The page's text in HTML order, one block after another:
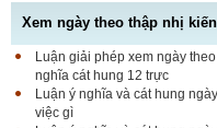
Xem ngày theo thập nhị
Luận giải phép xem ngày
nghĩa cát hung 12 trực
Luận ý nghĩa và cát hung
việc gì